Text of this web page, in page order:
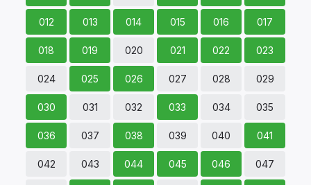
012 013 014 015 016 017
018 019 020 021 022 023
024 025 026 027 028 029
030 031 032 033 034 035
036 037 038 039 040 041
042 043 044 045 046 047